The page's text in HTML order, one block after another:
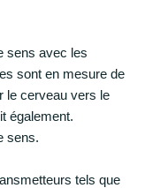
sens avec les
sont en mesure de
le cerveau vers le
également.
sens.
tels que